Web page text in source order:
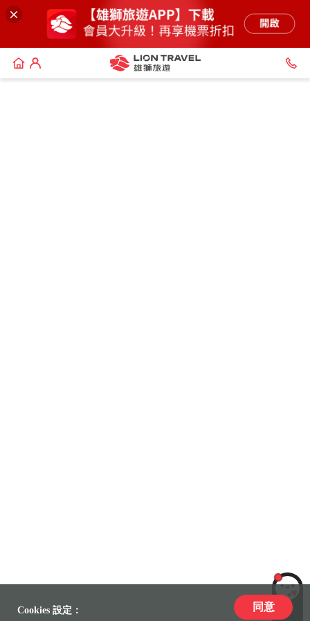
LiLi
Cookies 設定： 同意